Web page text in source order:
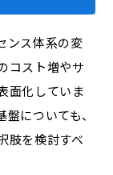
ス体系の変
コスト増やサ
面化していま
についても、
肢を検討すべ